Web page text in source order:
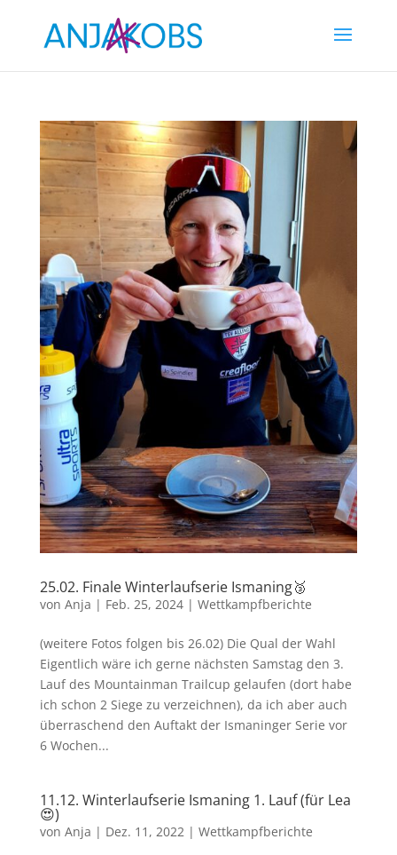
25.02. Finale Winterlaufserie Ismaning🥉
von Anja | Feb. 25, 2024| Wettkampfberichte
(weitere Fotos folgen bis 26.02) Die Qual der Wahl
Eigentlich wäre ich gerne nächsten Samstag den 3.
Lauf des Mountainman Trailcup gelaufen (dort habe
ich schon 2 Siege zu verzeichnen), da ich aber auch
überraschend den Auftakt der Ismaninger Serie vor
6 Wochen...
11.12. Winterlaufserie Ismaning 1. Lauf (für Lea
😍)
von Anja | Dez. 11, 2022| Wettkampfberichte